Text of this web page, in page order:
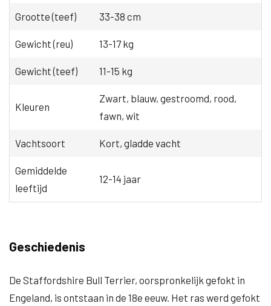
Grootte (teef) 33-38 cm
Gewicht (reu) 13-17 kg
Gewicht (teef) 11-15 kg
Kleuren
Zwart, blauw, gestroomd, rood,
fawn, wit
Vachtsoort Kort, gladde vacht
Gemiddelde
leeftijd
12-14 jaar
Geschiedenis
De Staffordshire Bull Terrier, oorspronkelijk gefokt in
Engeland, is ontstaan in de 18e eeuw. Het ras werd gefokt